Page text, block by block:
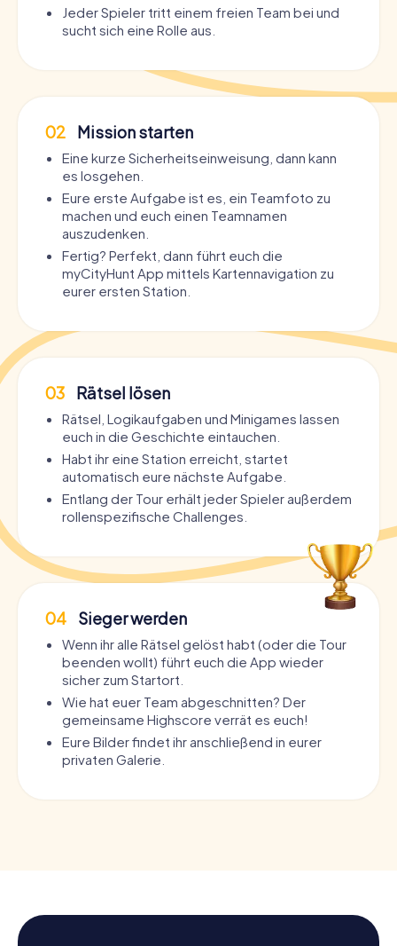
Jeder Spieler tritt einem freien Team bei und
sucht sich eine Rolle aus.
02 Mission starten
Eine kurze Sicherheitseinweisung, dann kann
es losgehen.
Eure erste Aufgabe ist es, ein Teamfoto zu
machen und euch einen Teamnamen
auszudenken.
Fertig? Perfekt, dann führt euch die
myCityHunt App mittels Kartennavigation zu
eurer ersten Station.
03 Rätsel lösen
Rätsel, Logikaufgaben und Minigames lassen
euch in die Geschichte eintauchen.
Habt ihr eine Station erreicht, startet
automatisch eure nächste Aufgabe.
Entlang der Tour erhält jeder Spieler außerdem
rollenspezifische Challenges.
04 Sieger werden
Wenn ihr alle Rätsel gelöst habt (oder die Tour
beenden wollt) führt euch die App wieder
sicher zum Startort.
Wie hat euer Team abgeschnitten? Der
gemeinsame Highscore verrät es euch!
Eure Bilder findet ihr anschließend in eurer
privaten Galerie.